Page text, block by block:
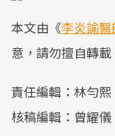
本文由《李炎諭
意，請勿擅自轉載
責任編輯：林勻熙
核稿編輯：曾耀儀